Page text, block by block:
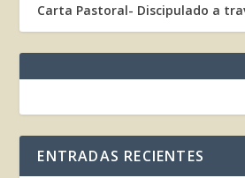
Carta Pastoral- Discipulado a
ENTRADAS RECIENTES